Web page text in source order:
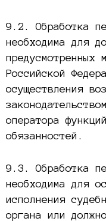
9.2. Обработка
необходима для
предусмотренных
Российской
осуществления
оператора
обязанностей.
9.3. Обработка
необходима для
исполнения
органа или